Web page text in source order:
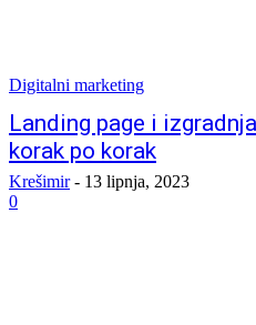
Digitalni marketing
Landing page i
korak po korak
Krešimir - 13 lipnja, 2023
0